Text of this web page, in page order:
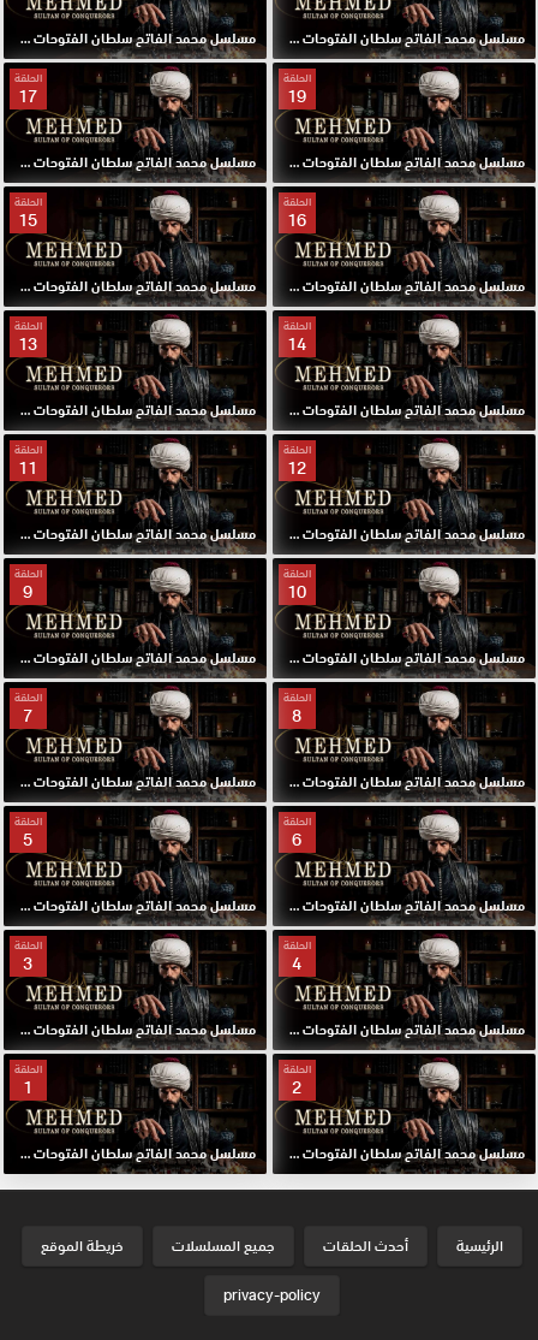
مسلسل محمد الفاتح سلطان الفتوحات مترجم الحلقة 21 HD مسلسل محمد الفاتح سلطان الفتوحات مترجم الحلقة 20 HD
الحلقة
19
مسلسل محمد الفاتح سلطان الفتوحات مترجم الحلقة 19 HD
الحلقة
17
مسلسل محمد الفاتح سلطان الفتوحات مترجم الحلقة 17 HD
الحلقة
16
مسلسل محمد الفاتح سلطان الفتوحات مترجم الحلقة 16 HD
الحلقة
15
مسلسل محمد الفاتح سلطان الفتوحات مترجم الحلقة 15 HD
الحلقة
14
مسلسل محمد الفاتح سلطان الفتوحات مترجم الحلقة 14 HD
الحلقة
13
مسلسل محمد الفاتح سلطان الفتوحات مترجم الحلقة 13 HD
الحلقة
12
مسلسل محمد الفاتح سلطان الفتوحات مترجم الحلقة 12 HD
الحلقة
11
مسلسل محمد الفاتح سلطان الفتوحات مترجم الحلقة 11 HD
الحلقة
10
مسلسل محمد الفاتح سلطان الفتوحات مترجم الحلقة 10 HD
الحلقة
9
مسلسل محمد الفاتح سلطان الفتوحات مترجم الحلقة 9 HD
الحلقة
8
مسلسل محمد الفاتح سلطان الفتوحات مترجم الحلقة 8 HD
الحلقة
7
مسلسل محمد الفاتح سلطان الفتوحات مترجم الحلقة 7 HD
الحلقة
6
مسلسل محمد الفاتح سلطان الفتوحات مترجم الحلقة 6 HD
الحلقة
5
مسلسل محمد الفاتح سلطان الفتوحات مترجم الحلقة 5 HD
الحلقة
4
مسلسل محمد الفاتح سلطان الفتوحات مترجم الحلقة 4 HD
الحلقة
3
مسلسل محمد الفاتح سلطان الفتوحات مترجم الحلقة 3 HD
الحلقة
2
مسلسل محمد الفاتح سلطان الفتوحات مترجم الحلقة 2 HD
الحلقة
1
مسلسل محمد الفاتح سلطان الفتوحات مترجم الحلقة الاولي 1 HD
الرئيسية أحدث الحلقات جميع المسلسلات
خريطة الموقع
privacy-policy